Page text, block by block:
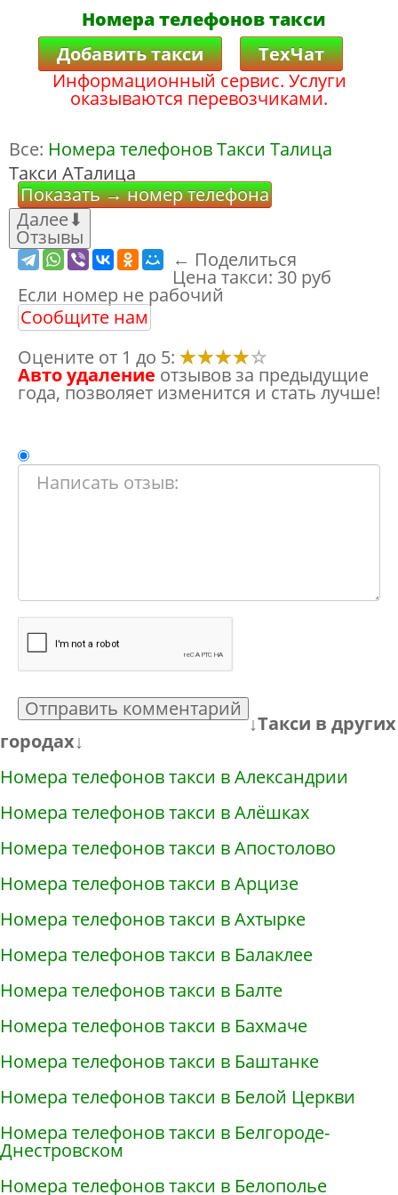
Номера телефонов такси
Добавить такси
ТехЧат
Информационный сервис. Услуги
оказываются перевозчиками.
Все: Номера телефонов Такси Талица
Такси АТалица
Показать → номер телефона
Далее⬇
Отзывы
← Поделиться
Цена такси: 30 руб
Если номер не рабочий
Сообщите нам
Оцените от 1 до 5:
Авто удаление отзывов за предыдущие
года, позволяет изменится и стать лучше!
Отправить комментарий
↓Такси в других
городах↓
Номера телефонов такси в Александрии
Номера телефонов такси в Алёшках
Номера телефонов такси в Апостолово
Номера телефонов такси в Арцизе
Номера телефонов такси в Ахтырке
Номера телефонов такси в Балаклее
Номера телефонов такси в Балте
Номера телефонов такси в Бахмаче
Номера телефонов такси в Баштанке
Номера телефонов такси в Белой Церкви
Номера телефонов такси в Белгороде-
Днестровском
Номера телефонов такси в Белополье